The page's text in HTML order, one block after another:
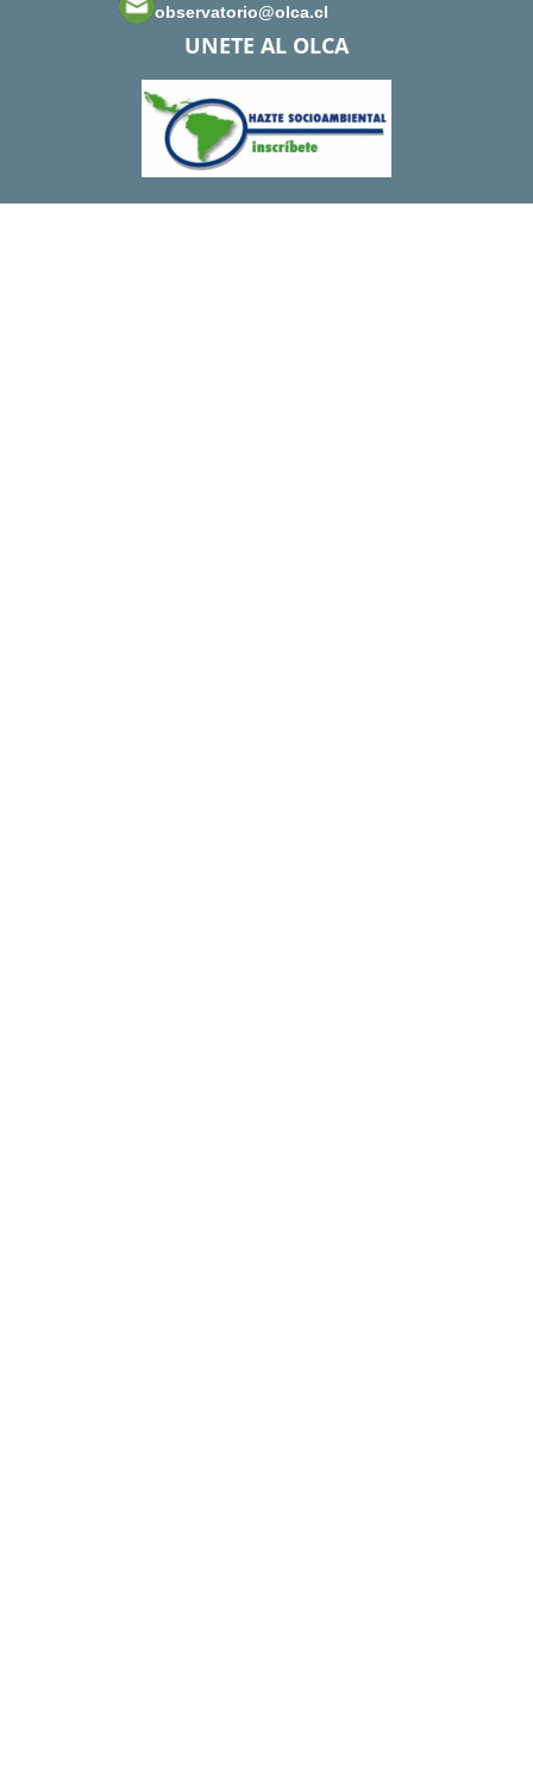
observatorio@olca.cl
UNETE AL OLCA